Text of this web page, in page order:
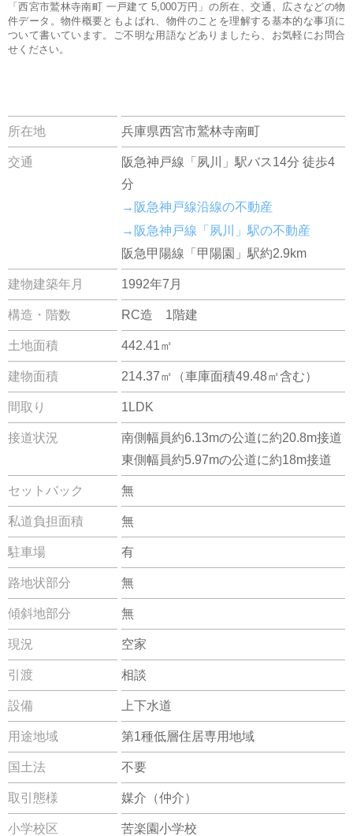
「西宮市鷲林寺南町 一戸建て 5,000万円」の所在、交通、広さなどの物
件データ。物件概要ともよばれ、物件のことを理解する基本的な事項に
ついて書いています。ご不明な用語などありましたら、お気軽にお問合
せください。
所在地 兵庫県西宮市鷲林寺南町
交通
阪急神戸線「夙川」駅バス14分 徒歩4
分
→阪急神戸線沿線の不動産
→阪急神戸線「夙川」駅の不動産
阪急甲陽線「甲陽園」駅約2.9km
建物建築年月 1992年7月
構造・階数 RC造 1階建
土地面積 442.41㎡
建物面積 214.37㎡（車庫面積49.48㎡含む）
間取り 1LDK
接道状況
南側幅員約6.13mの公道に約20.8m接道
東側幅員約5.97mの公道に約18m接道
セットバック 無
私道負担面積 無
駐車場 有
路地状部分 無
傾斜地部分 無
現況 空家
引渡 相談
設備 上下水道
用途地域 第1種低層住居専用地域
国土法 不要
取引態様 媒介（仲介）
小学校区
苦楽園小学校